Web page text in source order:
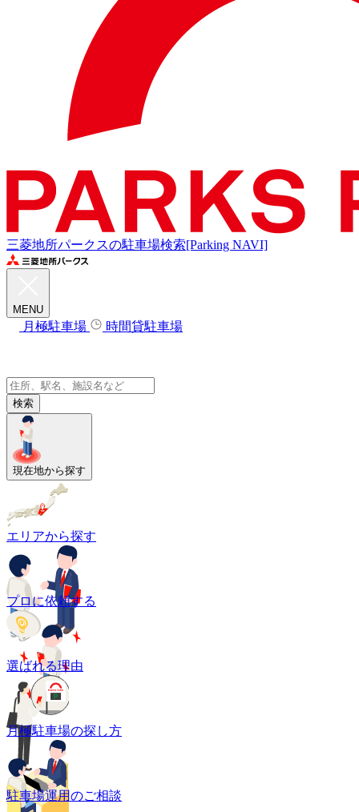
三菱地所パークスの駐車場検索[Parking NAVI]
MENU
月極駐車場 時間貸駐車場
検索
現在地から探す
エリアから探す
プロに依頼する
選ばれる理由
月極駐車場の探し方
駐車場運用のご相談